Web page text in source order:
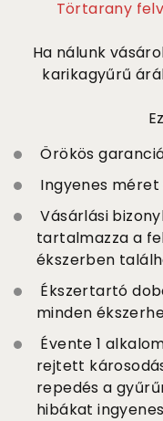
Törtarany
Ha nálunk
karikagyűrű
Örökös
Ingyenes
Vásárlási
tartalmazza a
ékszerben
Ékszertartó
minden
Évente 1
rejtett
repedés a
hibákat